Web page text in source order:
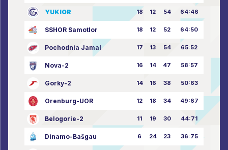
YUKIOR 18 12 54 64:46
SSHOR Samotlor 18 12 52 64:50
Pochodnia Jamal 17 13 54 65:52
Nova-2 16 14 47 58:57
Gorky-2 14 16 38 50:63
Orenburg-UOR 12 18 34 49:67
Belogorie-2 11 19 30 44:71
Dinamo-Bašgau 6 24 23 36:75